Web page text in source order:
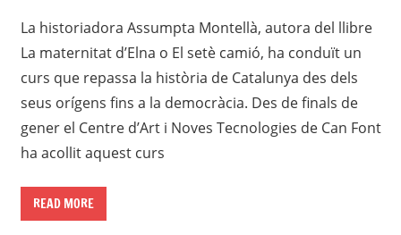
La historiadora Assumpta Montellà, autora del llibre
La maternitat d’Elna o El setè camió, ha conduït un
curs que repassa la història de Catalunya des dels
seus orígens fins a la democràcia. Des de finals de
gener el Centre d’Art i Noves Tecnologies de Can Font
ha acollit aquest curs
READ MORE